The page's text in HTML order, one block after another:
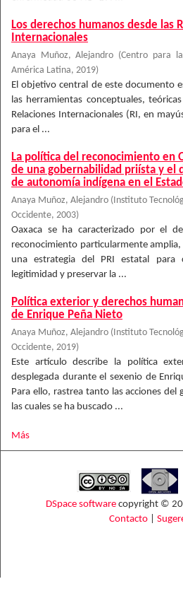
Los derechos humanos desde las
Internacionales
Anaya Muñoz, Alejandro (Centro para
América Latina, 2019)
El objetivo central de este documento
las herramientas conceptuales,
Relaciones Internacionales (RI, en
para el ...
La política del reconocimiento en
de una gobernabilidad priísta y el
de autonomía indígena en el
Anaya Muñoz, Alejandro ( Instituto
Occidente, 2003)
Oaxaca se ha caracterizado por el
reconocimiento particularmente amplia,
una estrategia del PRI estatal
legitimidad y preservar la ...
Política exterior y derechos
de Enrique Peña Nieto
Anaya Muñoz, Alejandro ( Instituto
Occidente, 2019)
Este artículo describe la política
desplegada durante el sexenio de
Para ello, rastrea tanto las acciones
las cuales se ha buscado ...
Más
DSpace software copyright ©
Contacto|